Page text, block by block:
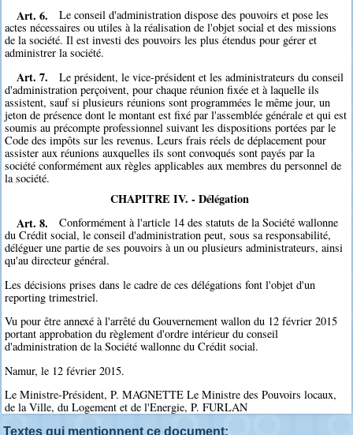
Art. 6.
Le conseil d'administration dispose des pouvoirs et pose les
actes nécessaires ou utiles à la réalisation de l'objet social et des missions
de la société. Il est investi des pouvoirs les plus étendus pour gérer et
administrer la société.
Art. 7.
Le président, le vice-président et les administrateurs du conseil
d'administration perçoivent, pour chaque réunion fixée et à laquelle ils
assistent, sauf si plusieurs réunions sont programmées le même jour, un
jeton de présence dont le montant est fixé par l'assemblée générale et qui est
soumis au précompte professionnel suivant les dispositions portées par le
Code des impôts sur les revenus. Leurs frais réels de déplacement pour
assister aux réunions auxquelles ils sont convoqués sont payés par la
société conformément aux règles applicables aux membres du personnel de
la société.
CHAPITRE IV. - Délégation
Art. 8.
Conformément à l'article 14 des statuts de la Société wallonne
du Crédit social, le conseil d'administration peut, sous sa responsabilité,
déléguer une partie de ses pouvoirs à un ou plusieurs administrateurs, ainsi
qu'au directeur général.
Les décisions prises dans le cadre de ces délégations font l'objet d'un
reporting trimestriel.
Vu pour être annexé à l'arrêté du Gouvernement wallon du 12 février 2015
portant approbation du règlement d'ordre intérieur du conseil
d'administration de la Société wallonne du Crédit social.
Namur, le 12 février 2015.
Le Ministre-Président, P. MAGNETTE Le Ministre des Pouvoirs locaux,
de la Ville, du Logement et de l'Energie, P. FURLAN
Textes qui mentionnent ce document: